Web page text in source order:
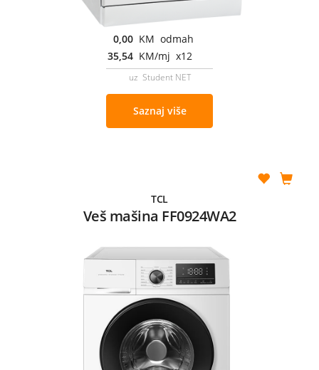
0,00 KM odmah
35,54 KM/mj x12
uz Student NET
Saznaj više
TCL
Veš mašina FF0924WA2